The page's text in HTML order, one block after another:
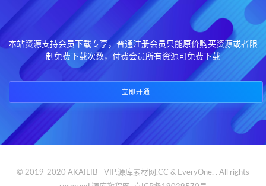
本站资源支持会员下载专享，普通注册会员只能原价购买资源或者限
制免费下载次数，付费会员所有资源可免费下载
立即开通
© 2019-2020 AKAILIB - VIP.源库素材网.CC & EveryOne. . All rights